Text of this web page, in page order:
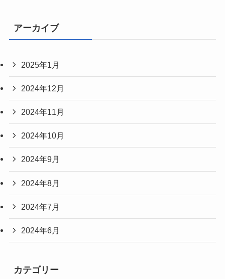
アーカイブ
2025年1月
2024年12月
2024年11月
2024年10月
2024年9月
2024年8月
2024年7月
2024年6月
カテゴリー